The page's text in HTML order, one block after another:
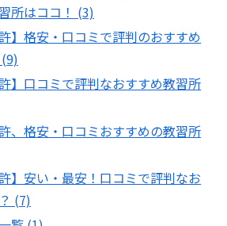
所はココ！ (3)
】格安・口コミで評判のおすすめ
】口コミで評判なおすすめ教習所
、格安・口コミおすすめの教習所
】安い・最安！口コミで評判なお
(7)